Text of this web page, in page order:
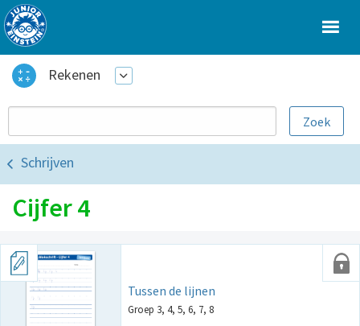
Rekenen
Schrijven
Cijfer 4
Tussen de lijnen
Groep 3, 4, 5, 6, 7, 8